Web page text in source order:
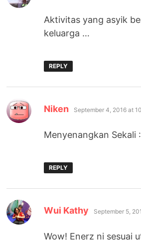
Aktivitas yang asyik
keluarga …
REPLY
Niken says:
September 4, 2016 at
Menyenangkan Sekali
REPLY
Wui Kathy says:
September 5,
Wow! Enerz ni sesuai